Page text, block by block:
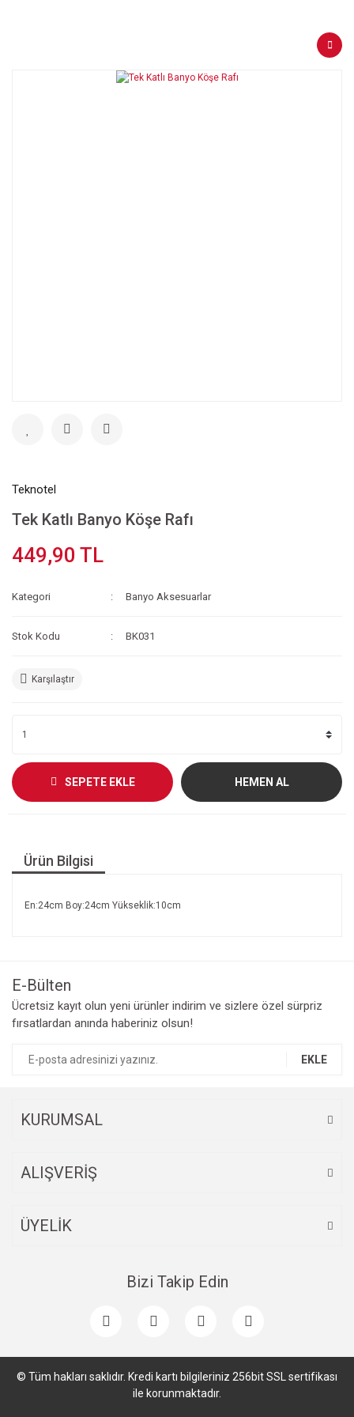
Teknotel
Tek Katlı Banyo Köşe Rafı
449,90 TL
Kategori Banyo Aksesuarlar
Stok Kodu BK031
Karşılaştır
SEPETE EKLE HEMEN AL
Ürün Bilgisi
En:24cm Boy:24cm Yükseklik:10cm
E-Bülten
Ücretsiz kayıt olun yeni ürünler indirim ve sizlere özel sürpriz
fırsatlardan anında haberiniz olsun!
EKLE
KURUMSAL
ALIŞVERİŞ
ÜYELİK
Bizi Takip Edin
© Tüm hakları saklıdır. Kredi kartı bilgileriniz 256bit SSL sertifikası
ile korunmaktadır.